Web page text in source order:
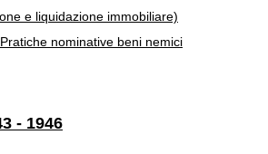
e liquidazione immobiliare)
Pratiche nominative beni nemici
- 1946